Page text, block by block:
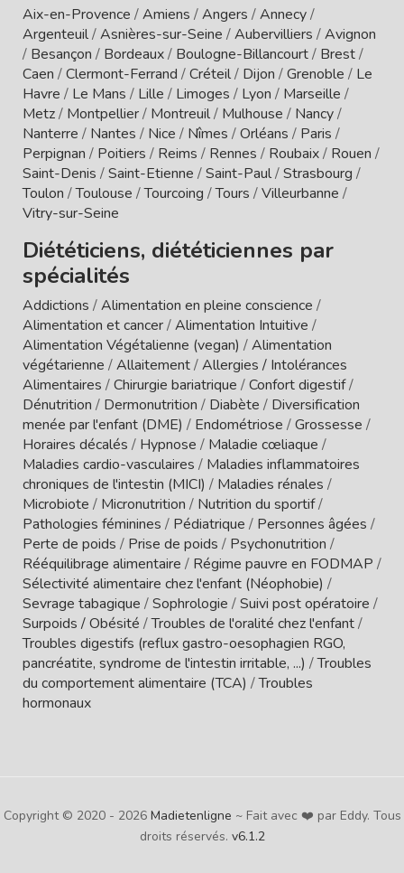
Aix-en-Provence /Amiens /Angers /Annecy/
Argenteuil/Asnières-sur-Seine /Aubervilliers /Avignon
/ Besançon / Bordeaux/ Boulogne-Billancourt/ Brest/
Caen /Clermont-Ferrand /Créteil/ Dijon /Grenoble / Le
Havre / Le Mans / Lille / Limoges / Lyon / Marseille /
Metz/ Montpellier/ Montreuil/ Mulhouse / Nancy/
Nanterre / Nantes / Nice / Nîmes /Orléans / Paris /
Perpignan / Poitiers / Reims / Rennes / Roubaix/ Rouen /
Saint-Denis /Saint-Etienne /Saint-Paul/Strasbourg /
Toulon /Toulouse /Tourcoing /Tours /Villeurbanne /
Vitry-sur-Seine
Diététiciens, diététiciennes par
spécialités
Addictions /Alimentation en pleine conscience /
Alimentation et cancer/Alimentation Intuitive /
Alimentation Végétalienne (vegan) /Alimentation
végétarienne /Allaitement/Allergies / Intolérances
Alimentaires /Chirurgie bariatrique /Confort digestif/
Dénutrition / Dermonutrition / Diabète / Diversification
menée par l'enfant (DME) / Endométriose /Grossesse /
Horaires décalés / Hypnose / Maladie cœliaque /
Maladies cardio-vasculaires / Maladies inflammatoires
chroniques de l'intestin (MICI) / Maladies rénales /
Microbiote / Micronutrition / Nutrition du sportif/
Pathologies féminines / Pédiatrique / Personnes âgées /
Perte de poids / Prise de poids / Psychonutrition /
Rééquilibrage alimentaire / Régime pauvre en FODMAP /
Sélectivité alimentaire chez l'enfant (Néophobie) /
Sevrage tabagique /Sophrologie /Suivi post opératoire /
Surpoids / Obésité /Troubles de l'oralité chez l'enfant/
Troubles digestifs (reflux gastro-oesophagien RGO,
pancréatite, syndrome de l'intestin irritable, ...) /Troubles
du comportement alimentaire (TCA) /Troubles
hormonaux
Copyright © 2020 - 2026 Madietenligne ~ Fait avec ❤️ par Eddy. Tous
droits réservés. v6.1.2